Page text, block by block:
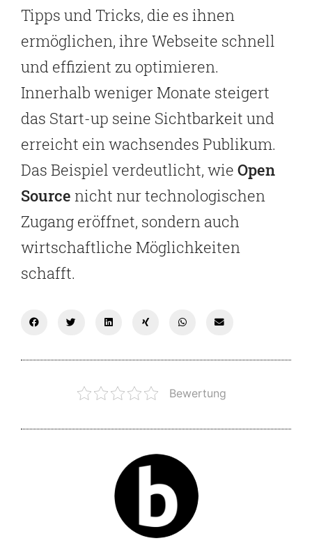
Tipps und Tricks, die es ihnen
ermöglichen, ihre Webseite schnell
und effizient zu optimieren.
Innerhalb weniger Monate steigert
das Start-up seine Sichtbarkeit und
erreicht ein wachsendes Publikum.
Das Beispiel verdeutlicht, wie Open
Source nicht nur technologischen
Zugang eröffnet, sondern auch
wirtschaftliche Möglichkeiten
schafft.
Bewertung